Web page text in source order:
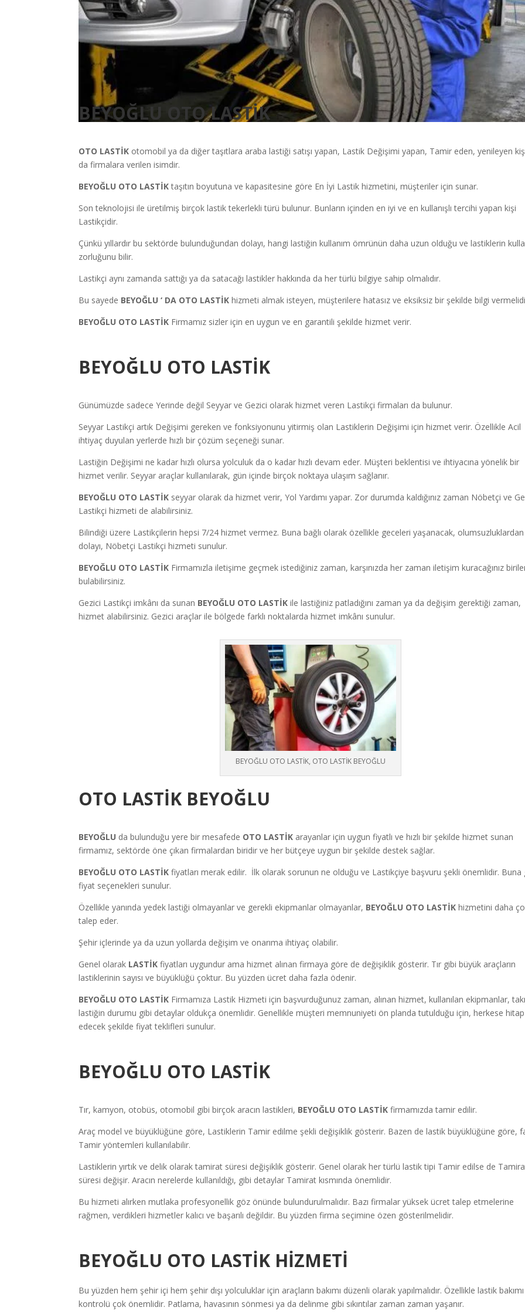
BEYOĞLU OTO LASTİK
OTO LASTİK otomobil ya da diğer taşıtlara araba lastiği satışı yapan, Lastik Değişimi yapan, Tamir eden, yenileyen
da firmalara verilen isimdir.
BEYOĞLU OTO LASTİKtaşıtın boyutuna ve kapasitesine göre En İyi Lastik hizmetini, müşteriler için sunar.
Son teknolojisi ile üretilmiş birçok lastik tekerlekli türü bulunur. Bunların içinden en iyi ve en kullanışlı tercihi yapan kişi
Lastikçidir.
Çünkü yıllardır bu sektörde bulunduğundan dolayı, hangi lastiğin kullanım ömrünün daha uzun olduğu ve lastiklerin
zorluğunu bilir.
Lastikçi aynı zamanda sattığı ya da satacağı lastikler hakkında da her türlü bilgiye sahip olmalıdır.
Bu sayede BEYOĞLU ‘ DA OTO LASTİKhizmeti almak isteyen, müşterilere hatasız ve eksiksiz bir şekilde bilgi
BEYOĞLU OTO LASTİK Firmamız sizler için en uygun ve en garantili şekilde hizmet verir.
BEYOĞLU OTO LASTİK
Günümüzde sadece Yerinde değil Seyyar ve Gezici olarak hizmet veren Lastikçi firmaları da bulunur.
Seyyar Lastikçi artık Değişimi gereken ve fonksiyonunu yitirmiş olan Lastiklerin Değişimi için hizmet verir. Özellikle Acil
ihtiyaç duyulan yerlerde hızlı bir çözüm seçeneği sunar.
Lastiğin Değişimi ne kadar hızlı olursa yolculuk da o kadar hızlı devam eder. Müşteri beklentisi ve ihtiyacına yönelik bir
hizmet verilir. Seyyar araçlar kullanılarak, gün içinde birçok noktaya ulaşım sağlanır.
BEYOĞLU OTO LASTİK seyyar olarak da hizmet verir, Yol Yardımı yapar. Zor durumda kaldığınız zaman Nöbetçi ve
Lastikçi hizmeti de alabilirsiniz.
Bilindiği üzere Lastikçilerin hepsi 7/24 hizmet vermez. Buna bağlı olarak özellikle geceleri yaşanacak, olumsuzluklardan
dolayı, Nöbetçi Lastikçi hizmeti sunulur.
BEYOĞLU OTO LASTİK Firmamızla iletişime geçmek istediğiniz zaman, karşınızda her zaman iletişim kuracağınız
bulabilirsiniz.
Gezici Lastikçi imkânı da sunan BEYOĞLU OTO LASTİKile lastiğiniz patladığını zaman ya da değişim gerektiği zaman,
hizmet alabilirsiniz. Gezici araçlar ile bölgede farklı noktalarda hizmet imkânı sunulur.
BEYOĞLU OTO LASTİK, OTO LASTİK BEYOĞLU
OTO LASTİK BEYOĞLU
BEYOĞLU da bulunduğu yere bir mesafede OTO LASTİK arayanlar için uygun fiyatlı ve hızlı bir şekilde hizmet sunan
firmamız, sektörde öne çıkan firmalardan biridir ve her bütçeye uygun bir şekilde destek sağlar.
BEYOĞLU OTO LASTİKfiyatları merak edilir. İlk olarak sorunun ne olduğu ve Lastikçiye başvuru şekli önemlidir. Buna
fiyat seçenekleri sunulur.
Özellikle yanında yedek lastiği olmayanlar ve gerekli ekipmanlar olmayanlar, BEYOĞLU OTO LASTİKhizmetini daha
talep eder.
Şehir içlerinde ya da uzun yollarda değişim ve onarıma ihtiyaç olabilir.
Genel olarak LASTİK fiyatları uygundur ama hizmet alınan firmaya göre de değişiklik gösterir. Tır gibi büyük araçların
lastiklerinin sayısı ve büyüklüğü çoktur. Bu yüzden ücret daha fazla ödenir.
BEYOĞLU OTO LASTİK Firmamıza Lastik Hizmeti için başvurduğunuz zaman, alınan hizmet, kullanılan ekipmanlar,
lastiğin durumu gibi detaylar oldukça önemlidir. Genellikle müşteri memnuniyeti ön planda tutulduğu için, herkese hitap
edecek şekilde fiyat teklifleri sunulur.
BEYOĞLU OTO LASTİK
Tır, kamyon, otobüs, otomobil gibi birçok aracın lastikleri, BEYOĞLU OTO LASTİKfirmamızda tamir edilir.
Araç model ve büyüklüğüne göre, Lastiklerin Tamir edilme şekli değişiklik gösterir. Bazen de lastik büyüklüğüne göre,
Tamir yöntemleri kullanılabilir.
Lastiklerin yırtık ve delik olarak tamirat süresi değişiklik gösterir. Genel olarak her türlü lastik tipi Tamir edilse de
süresi değişir. Aracın nerelerde kullanıldığı, gibi detaylar Tamirat kısmında önemlidir.
Bu hizmeti alırken mutlaka profesyonellik göz önünde bulundurulmalıdır. Bazı firmalar yüksek ücret talep etmelerine
rağmen, verdikleri hizmetler kalıcı ve başarılı değildir. Bu yüzden firma seçimine özen gösterilmelidir.
BEYOĞLU OTO LASTİK HİZMETİ
Bu yüzden hem şehir içi hem şehir dışı yolculuklar için araçların bakımı düzenli olarak yapılmalıdır. Özellikle lastik
kontrolü çok önemlidir. Patlama, havasının sönmesi ya da delinme gibi sıkıntılar zaman zaman yaşanır.